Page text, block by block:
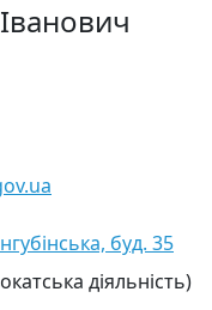
буд. 35
діяльність)